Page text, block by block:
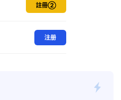
註冊②
注册